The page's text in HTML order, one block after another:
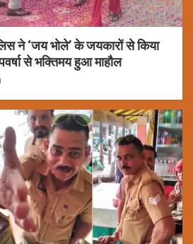
ने ‘जय भोले’ के जयकारों से किया
से भक्तिमय हुआ माहौल